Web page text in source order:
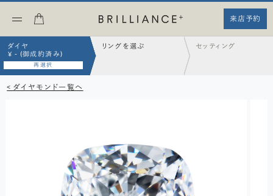
来店予約
ダイヤ
¥ - (御成約済み)
再選択
リングを選ぶ セッティング
< ダイヤモンド一覧へ